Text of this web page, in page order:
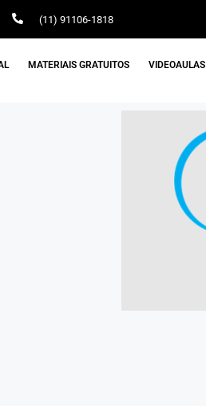
(11) 91106-1818
MATERIAIS GRATUITOS VIDEOAULAS